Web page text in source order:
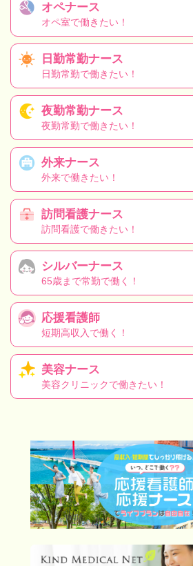
オペナース
オペ室で働きたい！
日勤常勤ナース
日勤常勤で働きたい！
夜勤常勤ナース
夜勤常勤で働きたい！
外来ナース
外来で働きたい！
訪問看護ナース
訪問看護で働きたい！
シルバーナース
65歳まで常勤で働く！
応援看護師
短期高収入で働く！
美容ナース
美容クリニックで働きたい！